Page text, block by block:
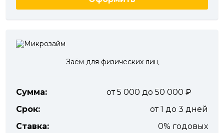
Заём для физических лиц
Сумма:
от 5 000 до 50 000
Срок:
от 1 до 3 дней
Ставка:
0% годовых